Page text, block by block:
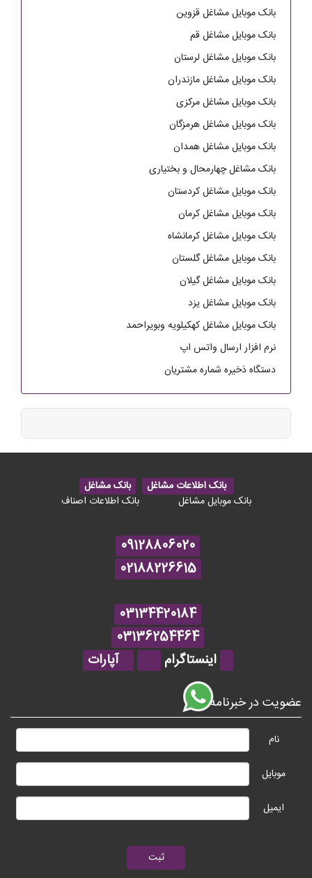
بانک موبایل مشاغل قزوین
بانک موبایل مشاغل قم
بانک موبایل مشاغل لرستان
بانک موبایل مشاغل مازندران
بانک موبایل مشاغل مرکزی
بانک موبایل مشاغل هرمزگان
بانک موبایل مشاغل همدان
بانک مشاغل چهارمحال و بختیاری
بانک موبایل مشاغل کردستان
بانک موبایل مشاغل کرمان
بانک موبایل مشاغل کرمانشاه
بانک موبایل مشاغل گلستان
بانک موبایل مشاغل گیلان
بانک موبایل مشاغل یزد
بانک موبایل مشاغل کهکیلویه وبویراحمد
نرم افزار ارسال واتس اپ
دستگاه ذخیره شماره مشتریان
بانک اطلاعات مشاغل
بانک مشاغل
بانک موبایل مشاغل
بانک اطلاعات اصناف
09128806020
02188226615
03134420184
03136254464
اینستاگرام
آپارات
عضویت در خبرنامه
نام
موبایل
ایمیل